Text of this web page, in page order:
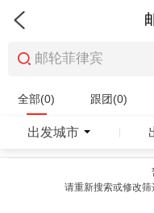
全部(0) 跟团(0)
特产商品(0)
出发城市
请重新搜索或修改